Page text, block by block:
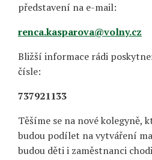
představení na e-mail:
renca.kasparova@volny.cz
Bližší informace rádi
čísle:
737921133
Těšíme se na nové kolegyně,
budou podílet na vytváření
budou děti i zaměstnanci